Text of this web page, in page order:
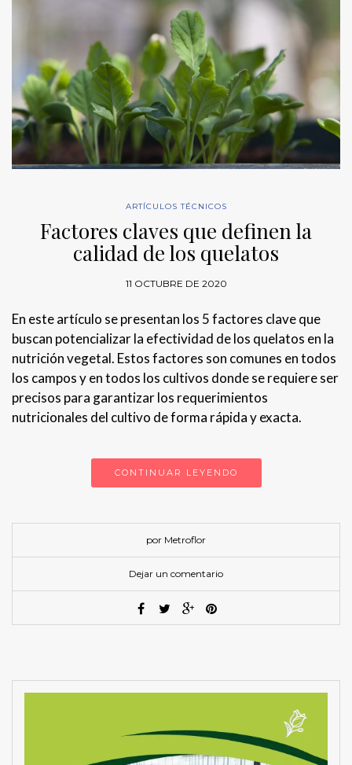
ARTÍCULOS TÉCNICOS
Factores claves que definen la
calidad de los quelatos
11 OCTUBRE DE 2020
En este artículo se presentan los 5 factores clave que
buscan potencializar la efectividad de los quelatos en la
nutrición vegetal. Estos factores son comunes en todos
los campos y en todos los cultivos donde se requiere ser
precisos para garantizar los requerimientos
nutricionales del cultivo de forma rápida y exacta.
CONTINUAR LEYENDO
por Metroflor
Dejar un comentario